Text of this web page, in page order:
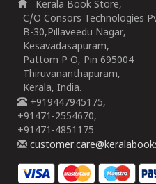
Kerala Book Store,
C/O Consors Technologies
B-30,Pillaveedu Nagar,
Kesavadasapuram,
Pattom P O, Pin 695004
Thiruvananthapuram,
Kerala, India.
+919447945175,
+91471-2554670,
+91471-4851175